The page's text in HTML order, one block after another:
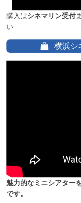
購入はシネマリン受付
い
横浜シ
魅力的なミニシアター
です。